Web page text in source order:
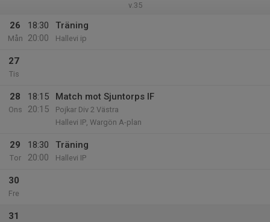
v.35
26
Mån
18:30
20:00
Träning
Hallevi ip
27
Tis
28
Ons
18:15
20:15
Match mot Sjuntorps IF
Pojkar Div 2 Västra
Hallevi IP, Wargön A-plan
29
Tor
18:30
20:00
Träning
Hallevi IP
30
Fre
31